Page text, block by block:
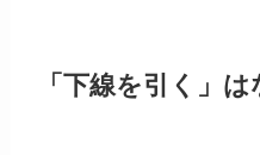
「下線を引く」は